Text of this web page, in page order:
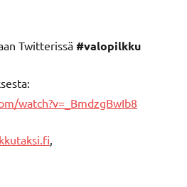
Twitterissä #valopilkku
watch?v=_BmdzgBwIb8